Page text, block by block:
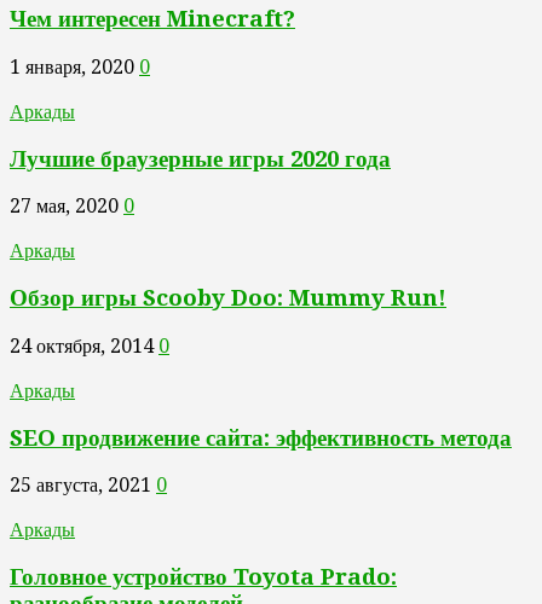
Чем интересен Minecraft?
1 января, 2020 0
Аркады
Лучшие браузерные игры 2020 года
27 мая, 2020 0
Аркады
Обзор игры Scooby Doo: Mummy Run!
24 октября, 2014 0
Аркады
SEO продвижение сайта: эффективность метода
25 августа, 2021 0
Аркады
Головное устройство Toyota Prado: